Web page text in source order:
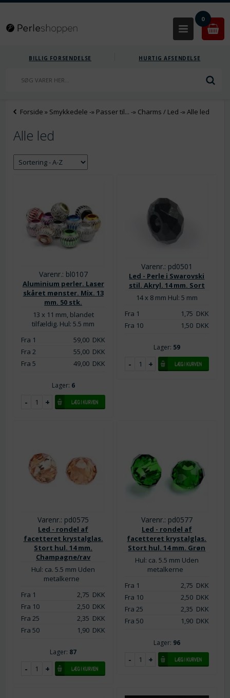
0
BILLIG FORSENDELSE HURTIG AFSENDELSE
Forside » Smykkedele -» Passer til... -» Charms / Led -»Alle led
Alle led
Varenr.: bl0107
Aluminium perler. Laser
skåret mønster. Mix. 13
mm. 50 stk.
13 x 11 mm, blandet
tilfældig. Hul: 5.5 mm
Fra 1
59,00DKK
Fra 2
55,00DKK
Fra 5
49,00DKK
Lager: 6
Varenr.: pd0501
Led - Perle i Swarovski
stil. Akryl. 14 mm. Sort
14 x 8 mm Hul: 5 mm
Fra 1
1,75 DKK
Fra 10
1,50DKK
Lager: 59
Varenr.: pd0575
Led - rondel af
facetteret krystalglas.
Stort hul. 14 mm.
Champagne/rav
Hul: ca. 5.5 mm Uden
metalkerne
Fra 1
2,75 DKK
Fra 10
2,50DKK
Fra 25
2,35 DKK
Fra 50
1,90DKK
Lager: 87
Varenr.: pd0577
Led - rondel af
facetteret krystalglas.
Stort hul. 14 mm. Grøn
Hul: ca. 5.5 mm Uden
metalkerne
Fra 1
2,75 DKK
Fra 10
2,50DKK
Fra 25
2,35 DKK
Fra 50
1,90DKK
Lager: 96